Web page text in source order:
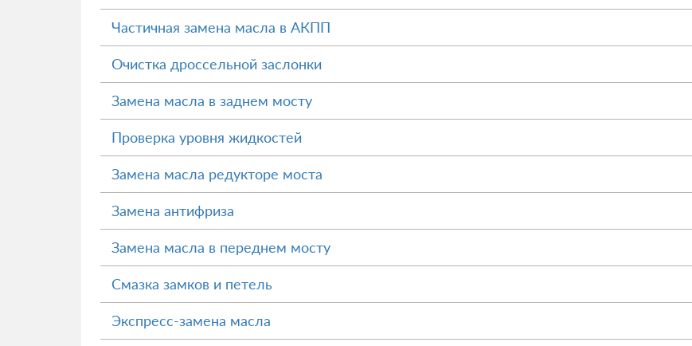
Частичная замена масла в АКПП
Очистка дроссельной заслонки
Замена масла в заднем мосту
Проверка уровня жидкостей
Замена масла редукторе моста
Замена антифриза
Замена масла в переднем мосту
Смазка замков и петель
Экспресс-замена масла